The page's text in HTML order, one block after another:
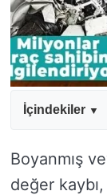
İçindekiler
Boyanmış
değer